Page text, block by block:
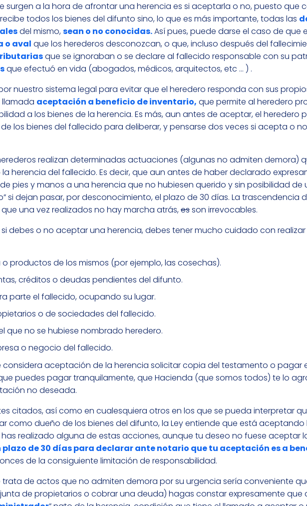
surgen a la hora de afrontar una herencia es si aceptarla o no, puesto que
todos los bienes del difunto sino, lo que es más importante, todas las
del mismo,sean o no conocidas.Así pues, puede darse el caso de que
o aval que los herederos desconozcan, o que, incluso después del
que se ignoraban o se declare al fallecido responsable con su
que efectuó en vida (abogados, médicos, arquitectos, etc … ) .
nuestro sistema legal para evitar que el heredero responda con sus
llamada aceptación a beneficio de inventario, que permite al heredero
a los bienes de la herencia. Es más, aun antes de aceptar, el heredero
los bienes del fallecido para deliberar, y pensarse dos veces si acepta o
realizan determinadas actuaciones (algunas no admiten demora)
herencia del fallecido. Es decir, que aun antes de haber declarado
pies y manos a una herencia que no hubiesen querido y sin posibilidad de
si dejan pasar, por desconocimiento, el plazo de 30 días. La trascendencia
una vez realizados no hay marcha atrás,esson irrevocables.
si debes o no aceptar una herencia, debes tener mucho cuidado con
productos de los mismos (por ejemplo, las cosechas).
créditos o deudas pendientes del difunto.
parte el fallecido, ocupando su lugar.
o de sociedades del fallecido.
que no se hubiese nombrado heredero.
o negocio del fallecido.
considera aceptación de la herencia solicitar copia del testamento o pagar
puedes pagar tranquilamente, que Hacienda (que somos todos) te lo
no deseada.
citados, así como en cualesquiera otros en los que se pueda interpretar
como dueño de los bienes del difunto, la Ley entiende que está aceptando
has realizado alguna de estas acciones, aunque tu deseo no fuese aceptar
plazo de 30 días para declarar ante notario que tu aceptación es a
de la consiguiente limitación de responsabilidad.
trata de actos que no admiten demora por su urgencia sería conveniente
de propietarios o cobrar una deuda) hagas constar expresamente que